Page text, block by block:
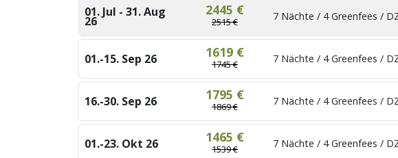
01. Jul - 31. Aug
26
2445 €
2515 € 7 Nächte / 4 Greenfees /
01.-15. Sep 26 1619 €
1745 € 7 Nächte / 4 Greenfees /
16.-30. Sep 26 1795 €
1869 € 7 Nächte / 4 Greenfees /
01.-23. Okt 26 1465 €
1539 € 7 Nächte / 4 Greenfees /